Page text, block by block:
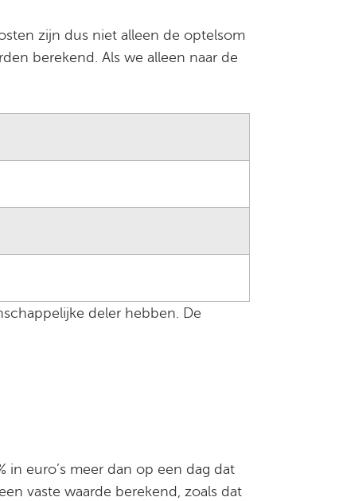
zijn dus niet alleen de optelsom
berekend. Als we alleen naar de
deler hebben. De
in euro’s meer dan op een dag dat
vaste waarde berekend, zoals dat